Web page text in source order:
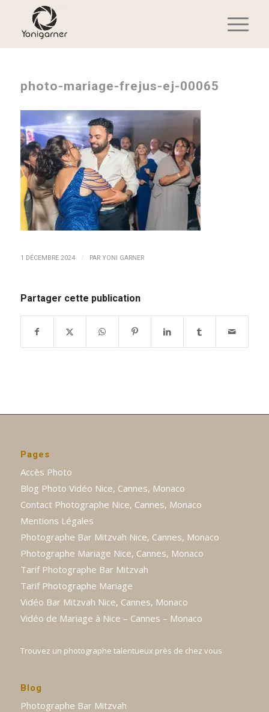
photo-mariage-frejus-ej-00065
1 DÉCEMBRE 2024 / PAR YONI GARNER
Partager cette publication
Pages
Accès Photo
Blog Photo Vidéo Nice, Cannes, Monaco
Contact Photographe Nice, Cannes, Monaco
Mentions Légales
Photographe Bar Mitzvah Nice, Cannes, Monaco
Photographe Mariage Nice, Cannes, Monaco
Tarif Photographe Bar Mitzvah
Tarif Photographe Mariage
Vidéo Bar Mitzvah Nice, Cannes, Monaco
Vidéo de Mariage à Nice – Cannes – Monaco
Trouvez un photographe talentueux près de chez vous
Blog
Photographe Bar Mitzvah